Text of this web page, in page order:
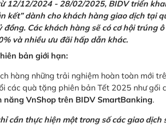
12/12/2024 - 28/02/2025, BIDV triển
kết” dành cho khách hàng giao dịch tại
Các khách hàng sẽ có cơ hội trúng
và nhiều ưu đãi hấp dẫn khác.
bản giới hạn:
hàng những trải nghiệm hoàn toàn mới
các quà tặng phiên bản Tết 2025 như gối
VnShop trên BIDV SmartBanking.
cần thực hiện một trong số các giao dịch